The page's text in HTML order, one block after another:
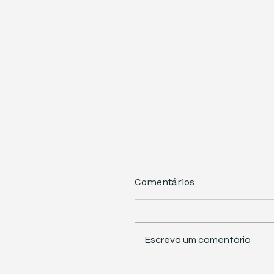
Comentários
Escreva um comentário